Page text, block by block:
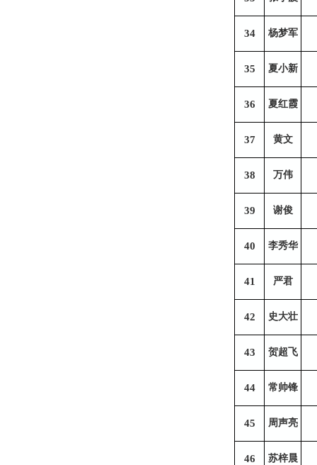
34 杨梦军
35 夏小新
36 夏红霞
37 黄文
38 万伟
39 谢俊
40 李秀华
41 严君
42 史大壮
43 贺超飞
44 常帅锋
45 周声亮
46 苏梓晨